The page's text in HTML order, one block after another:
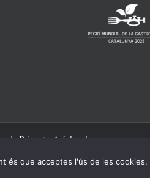
Priorat - Avís legal
és que acceptes l'ús de les cookies.